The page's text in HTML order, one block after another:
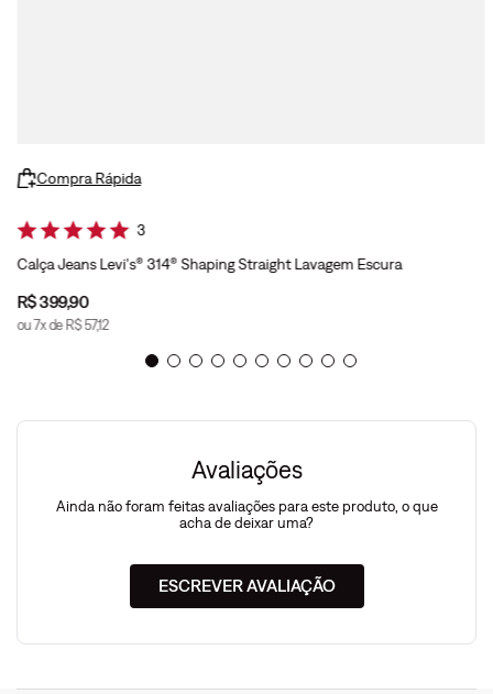
Compra Rápida
3
Calça Jeans Levi's® 314® Shaping Straight Lavagem Escura
R$399,90
ou7x de R$ 57,12
Avaliações
Ainda não foram feitas avaliações para este produto, o que
acha de deixar uma?
ESCREVER AVALIAÇÃO